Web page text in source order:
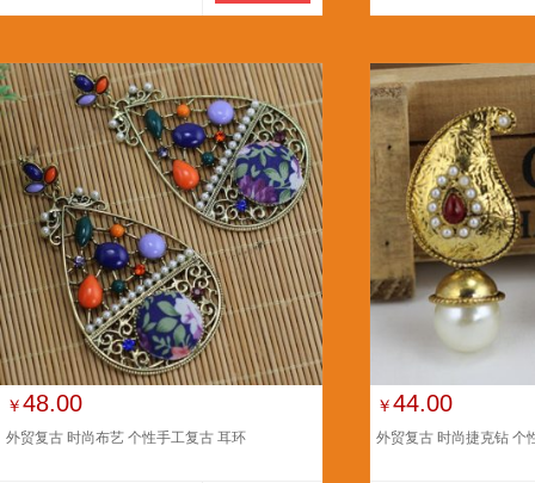
￥48.00
外贸复古 时尚布艺 个性手工复古 耳环
￥44.00
外贸复古 时尚捷克钻 个